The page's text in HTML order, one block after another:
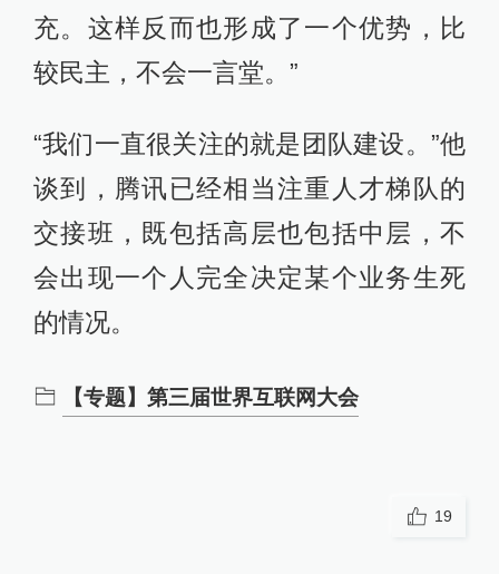
充。这样反而也形成了一个优势，比
较民主，不会一言堂。”
“我们一直很关注的就是团队建设。”他
谈到，腾讯已经相当注重人才梯队的
交接班，既包括高层也包括中层，不
会出现一个人完全决定某个业务生死
的情况。
【专题】第三届世界互联网大会
19